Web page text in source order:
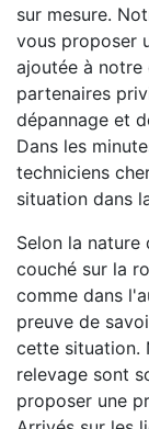
sur mesure.
vous proposer
ajoutée à
partenaires
dépannage et
Dans les
techniciens
situation dans
Selon la
couché sur la
comme dans
preuve de
cette situation.
relevage sont
proposer une